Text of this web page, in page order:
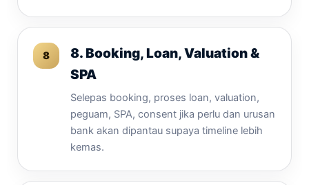
8. Booking, Loan, Valuation &
SPA
Selepas booking, proses loan, valuation,
peguam, SPA, consent jika perlu dan urusan
bank akan dipantau supaya timeline lebih
kemas.